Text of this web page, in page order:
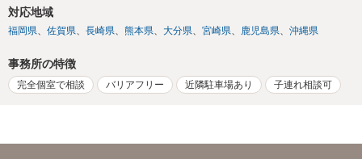
対応地域
福岡県 佐賀県 長崎県 熊本県 大分県 宮崎県 鹿児島県 沖縄県
事務所の特徴
完全個室で相談 バリアフリー 近隣駐車場あり 子連れ相談可